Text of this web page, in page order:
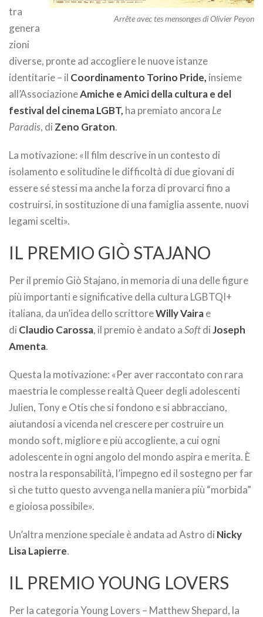
Arrête avec tes mensongesdiOlivier Peyon
tra
genera
zioni
diverse, pronte ad accogliere le nuove istanze
identitarie – il Coordinamento Torino Pride, insieme
all’AssociazioneAmiche e Amici della cultura e del
festival del cinema LGBT, ha premiato ancora Le
Paradis, di Zeno Graton.
La motivazione: «Il film descrive in un contesto di
isolamento e solitudine le difficoltà di due giovani di
essere sé stessi ma anche la forza di provarci fino a
costruirsi, in sostituzione di una famiglia assente, nuovi
legami scelti».
IL PREMIO GIÒ STAJANO
Per il premio Giò Stajano, in memoria di una delle figure
più importanti e significative della cultura LGBTQI+
italiana, da un’idea dello scrittoreWilly Vairae
di Claudio Carossa, il premio è andato aSoftdiJoseph
Amenta.
Questa la motivazione: «Per aver raccontato con rara
maestria le complesse realtà Queer degli adolescenti
Julien, Tony e Otis che si fondono e si abbracciano,
aiutandosi a vicenda nel crescere per costruire un
mondo soft, migliore e più accogliente, a cui ogni
adolescente in ogni angolo del mondo aspira e merita. È
nostra la responsabilità, l’impegno ed il sostegno per far
sì che tutto questo avvenga nella maniera più “morbida”
e gioiosa possibile».
Un’altra menzione speciale è andata ad Astro di Nicky
LisaLapierre.
IL PREMIO YOUNG LOVERS
Per la categoria Young Lovers – Matthew Shepard, la